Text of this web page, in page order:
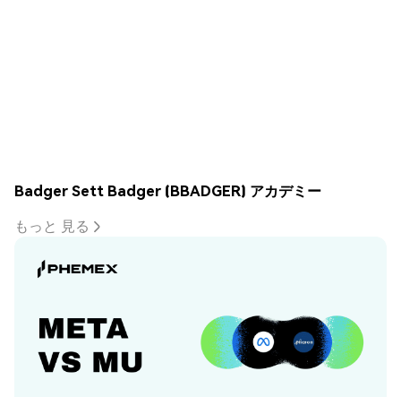
Badger Sett Badger (BBADGER) アカデミー
もっと 見る